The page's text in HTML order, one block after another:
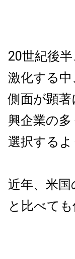
20世紀後
激化する
側面が顕
興企業の
選択するよ
近年、米国
と比べても